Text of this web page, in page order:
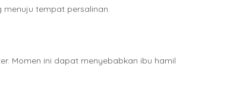
tempat persalinan.
Momen ini dapat menyebabkan ibu hamil